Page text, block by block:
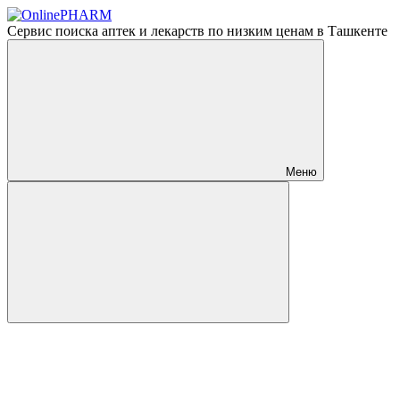
Сервис поиска аптек и лекарств по низким ценам в Ташкенте
Меню